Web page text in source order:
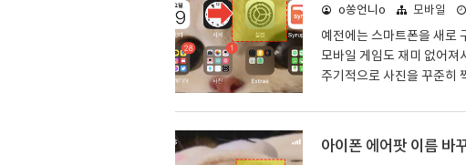
설명드리도록 하겠습니다.
않고 사진(갤러리) 폴더로
o쏭언니o 모바일
예전에는 스마트폰을 새로
모바일 게임도 재미 없어져
주기적으로 사진을 꾸준히
폰 용량이 꽉찬 상태로 계
팅이 되버려 이를 고치려고
다. 그렇기에 기존에 아이
아이폰 에어팟 이름 바